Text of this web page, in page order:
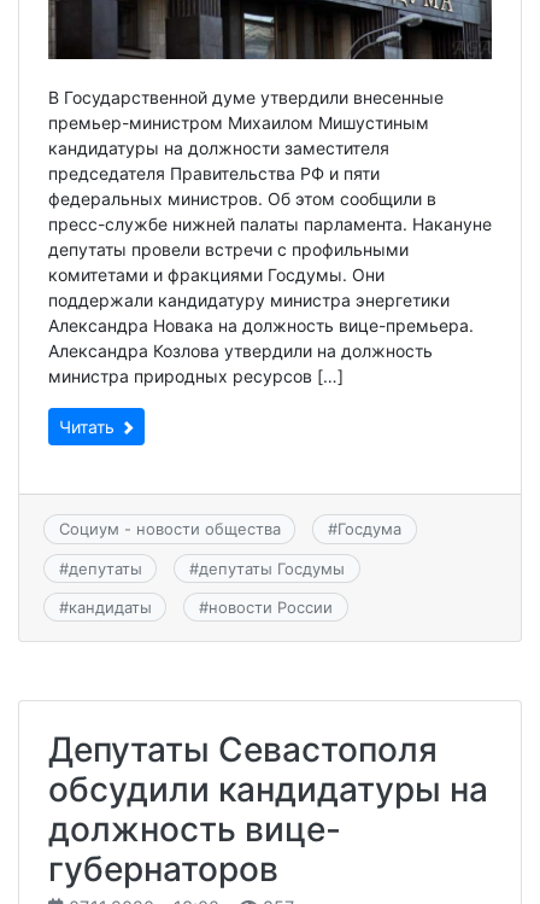
В Государственной думе утвердили внесенные
премьер-министром Михаилом Мишустиным
кандидатуры на должности заместителя
председателя Правительства РФ и пяти
федеральных министров. Об этом сообщили в
пресс-службе нижней палаты парламента. Накануне
депутаты провели встречи с профильными
комитетами и фракциями Госдумы. Они
поддержали кандидатуру министра энергетики
Александра Новака на должность вице-премьера.
Александра Козлова утвердили на должность
министра природных ресурсов […]
Читать
Социум - новости общества #Госдума
#депутаты #депутаты Госдумы
#кандидаты #новости России
Депутаты Севастополя
обсудили кандидатуры на
должность вице-
губернаторов